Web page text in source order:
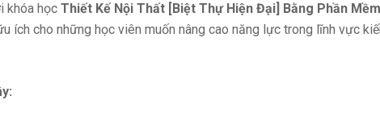
khóa học Thiết Kế Nội Thất [Biệt Thự Hiện Đại] Bằng Phần Mềm
ích cho những học viên muốn nâng cao năng lực trong lĩnh vực